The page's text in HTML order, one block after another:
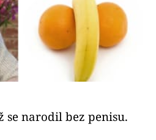
se narodil bez penisu.